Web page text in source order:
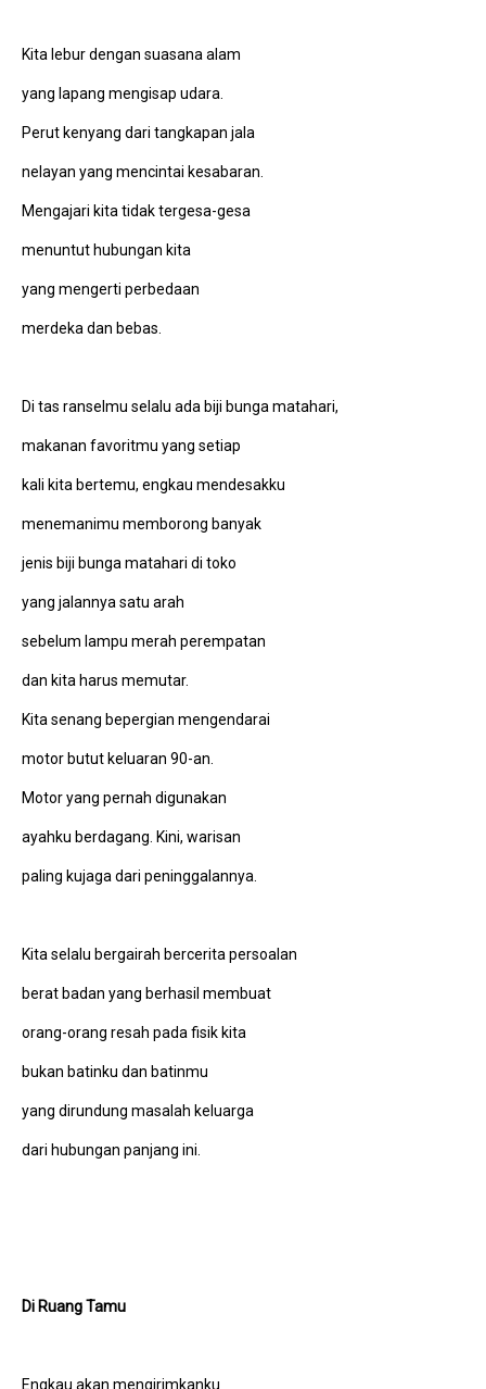
Kita lebur dengan suasana alam
yang lapang mengisap udara.
Perut kenyang dari tangkapan jala
nelayan yang mencintai kesabaran.
Mengajari kita tidak tergesa-gesa
menuntut hubungan kita
yang mengerti perbedaan
merdeka dan bebas.
Di tas ranselmu selalu ada biji bunga matahari,
makanan favoritmu yang setiap
kali kita bertemu, engkau mendesakku
menemanimu memborong banyak
jenis biji bunga matahari di toko
yang jalannya satu arah
sebelum lampu merah perempatan
dan kita harus memutar.
Kita senang bepergian mengendarai
motor butut keluaran 90-an.
Motor yang pernah digunakan
ayahku berdagang. Kini, warisan
paling kujaga dari peninggalannya.
Kita selalu bergairah bercerita persoalan
berat badan yang berhasil membuat
orang-orang resah pada fisik kita
bukan batinku dan batinmu
yang dirundung masalah keluarga
dari hubungan panjang ini.
Di Ruang Tamu
Engkau akan mengirimkanku